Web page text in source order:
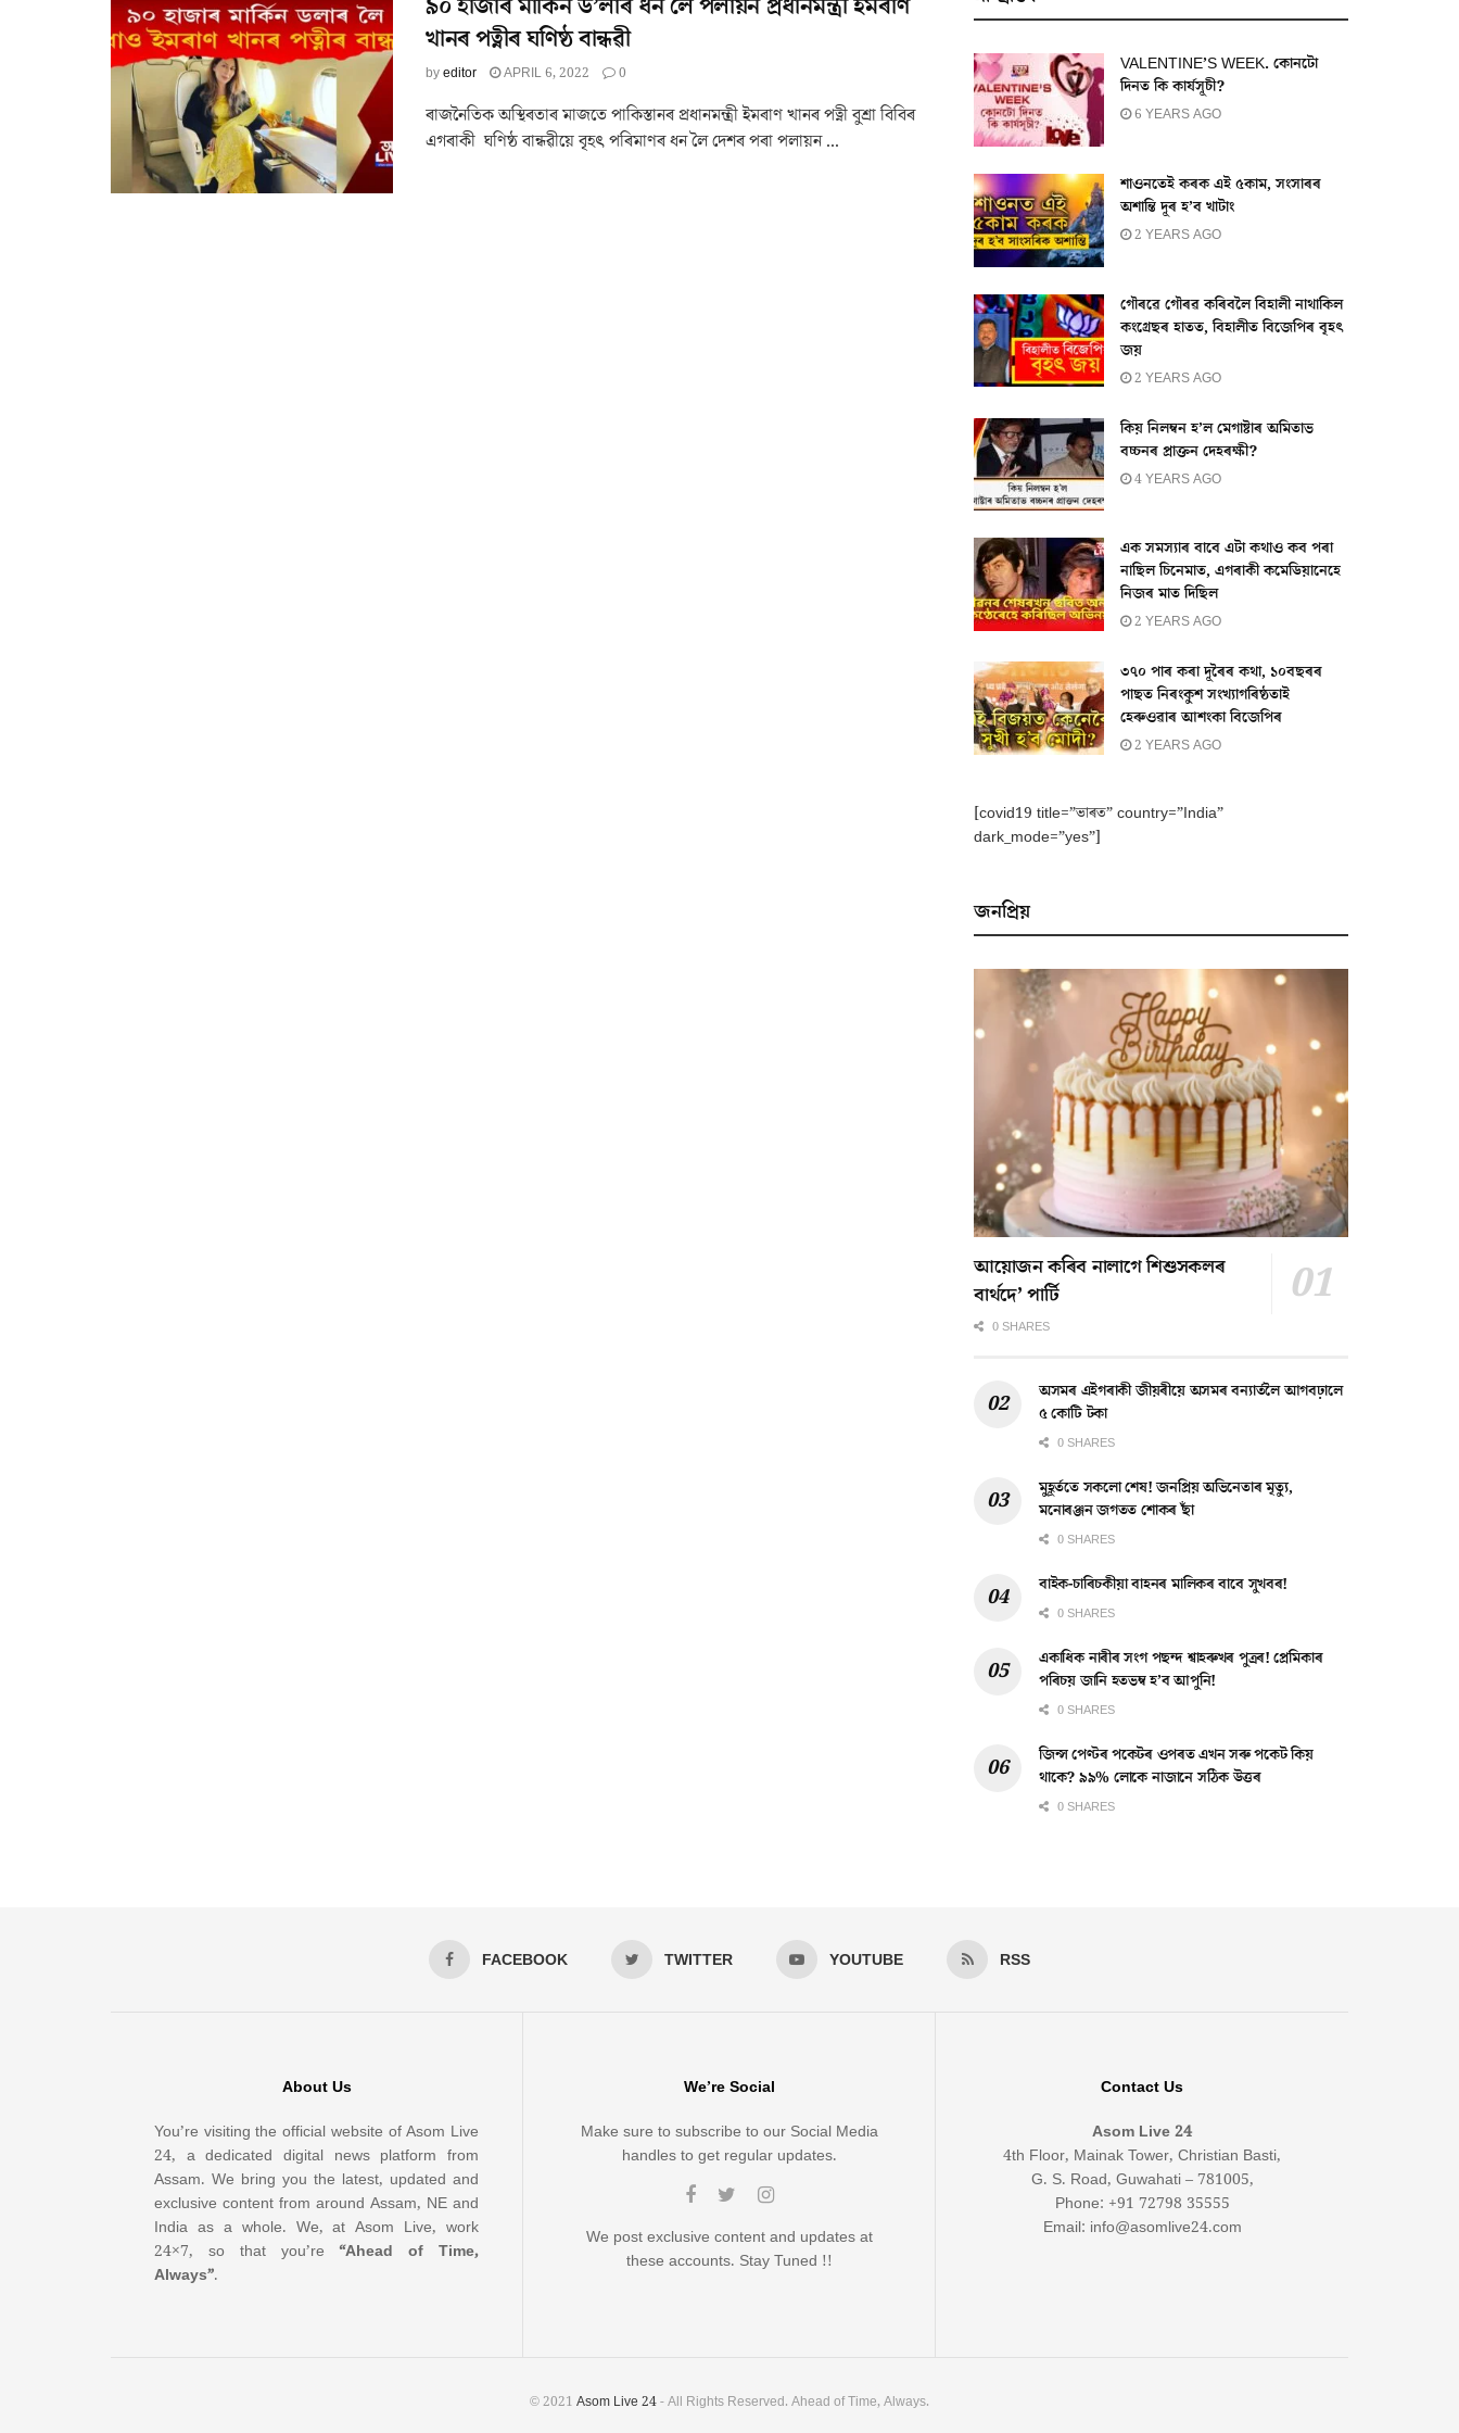
৯০ হাজাৰ মাৰ্কিন ড’লাৰ ধন লৈ পলায়ন প্ৰধানমন্ত্ৰী ইমৰাণ
খানৰ পত্নীৰ ঘণিষ্ঠ বান্ধৱী
byeditor APRIL 6, 2022 0
ৰাজনৈতিক অস্থিৰতাৰ মাজতে পাকিস্তানৰ প্ৰধানমন্ত্ৰী ইমৰাণ খানৰ পত্নী বুশ্ৰা বিবিৰ
এগৰাকী ঘণিষ্ঠ বান্ধৱীয়ে বৃহৎ পৰিমাণৰ ধন লৈ দেশৰ পৰা পলায়ন ...
VALENTINE’S WEEK. কোনটো
দিনত কি কাৰ্যসূচী?
6 YEARS AGO
শাওনতেই কৰক এই ৫কাম, সংসাৰৰ
অশান্তি দূৰ হ’ব খাটাং
2 YEARS AGO
গৌৰৱে গৌৰৱ কৰিবলৈ বিহালী নাথাকিল
কংগ্ৰেছৰ হাতত, বিহালীত বিজেপিৰ বৃহৎ
জয়
2 YEARS AGO
কিয় নিলম্বন হ’ল মেগাষ্টাৰ অমিতাভ
বচ্চনৰ প্ৰাক্তন দেহৰক্ষী?
4 YEARS AGO
এক সমস্যাৰ বাবে এটা কথাও কব পৰা
নাছিল চিনেমাত, এগৰাকী কমেডিয়ানেহে
নিজৰ মাত দিছিল
2 YEARS AGO
৩৭০ পাৰ কৰা দূৰৈৰ কথা, ১০বছৰৰ
পাছত নিৰংকুশ সংখ্যাগৰিষ্ঠতাই
হেৰুওৱাৰ আশংকা বিজেপিৰ
2 YEARS AGO
[covid19 title=”ভাৰত” country=”India”
dark_mode=”yes”]
জনপ্ৰিয়
আয়োজন কৰিব নালাগে শিশুসকলৰ
বাৰ্থদে’ পাৰ্টি
0 SHARES
অসমৰ এইগৰাকী জীয়ৰীয়ে অসমৰ বন্যাৰ্তলৈ আগবঢ়ালে
৫ কোটি টকা
0 SHARES
মুহূৰ্ততে সকলো শেষ! জনপ্ৰিয় অভিনেতাৰ মৃত্যু,
মনোৰঞ্জন জগতত শোকৰ ছাঁ
0 SHARES
বাইক-চাৰিচকীয়া বাহনৰ মালিকৰ বাবে সুখবৰ!
0 SHARES
একাধিক নাৰীৰ সংগ পছন্দ শ্বাহৰুখৰ পুত্ৰৰ! প্ৰেমিকাৰ
পৰিচয় জানি হতভম্ব হ’ব আপুনি!
0 SHARES
জিন্স পেণ্টৰ পকেটৰ ওপৰত এখন সৰু পকেট কিয়
থাকে? ৯৯% লোকে নাজানে সঠিক উত্তৰ
0 SHARES
FACEBOOK TWITTER YOUTUBE RSS
About Us
You’re visiting the official website of Asom Live
24, a dedicated digital news platform from
Assam. We bring you the latest, updated and
exclusive content from around Assam, NE and
India as a whole. We, at Asom Live, work
24×7, so that you’re“Ahead of Time,
Always”.
We’re Social
Make sure to subscribe to our Social Media
handles to get regular updates.
We post exclusive content and updates at
these accounts. Stay Tuned !!
Contact Us
Asom Live 24
4th Floor, Mainak Tower, Christian Basti,
G. S. Road, Guwahati – 781005,
Phone: +91 72798 35555
Email: info@asomlive24.com
© 2021 Asom Live 24- All Rights Reserved. Ahead of Time, Always.